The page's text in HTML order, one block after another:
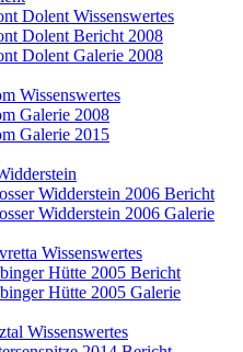
Dolent Wissenswertes
Dolent Bericht 2008
Dolent Galerie 2008
Wissenswertes
Galerie 2008
Galerie 2015
Widderstein 2006 Bericht
Widderstein 2006 Galerie
Wissenswertes
Hütte 2005 Bericht
Hütte 2005 Galerie
Wissenswertes